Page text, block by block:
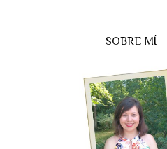
SOBRE MÍ